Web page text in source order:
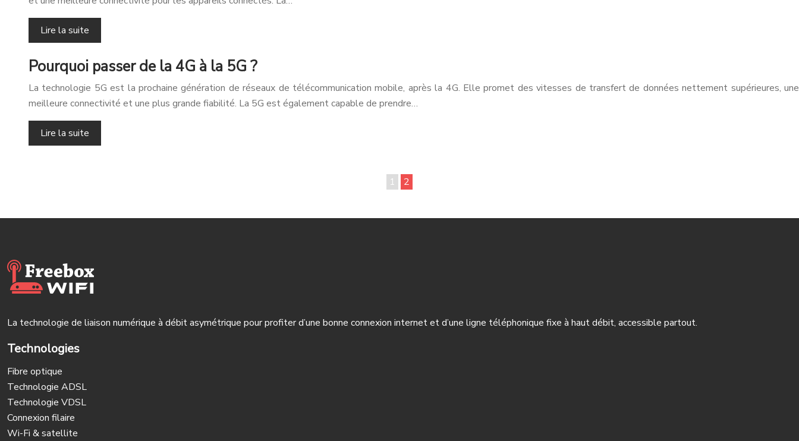
Lire la suite
Pourquoi passer de la 4G à la 5G ?
La technologie 5G est la prochaine génération de réseaux de télécommunication mobile, après la 4G. Elle promet des vitesses de transfert de données nettement supérieures, une
meilleure connectivité et une plus grande fiabilité. La 5G est également capable de prendre…
Lire la suite
1 2
La technologie de liaison numérique à débit asymétrique pour profiter d’une bonne connexion internet et d’une ligne téléphonique fixe à haut débit, accessible partout.
Technologies
Fibre optique
Technologie ADSL
Technologie VDSL
Connexion filaire
Wi-Fi & satellite